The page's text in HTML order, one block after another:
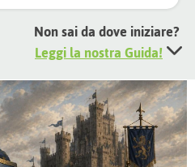
Non sai da dove iniziare?
Leggi la nostra Guida!